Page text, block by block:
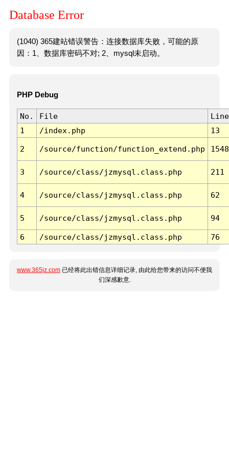
Database Error
(1040) 365建站错误警告：连接数据库失败，可能的原
因：1、数据库密码不对; 2、mysql未启动。
PHP Debug
No. File
Line
1
/index.php 13
2 /source/function/function_extend.php 1548
3 /source/class/jzmysql.class.php 211
4 /source/class/jzmysql.class.php 62
5 /source/class/jzmysql.class.php 94
6 /source/class/jzmysql.class.php 76
www.365jz.com 已经将此出错信息详细记录, 由此给您带来的访问不便我
们深感歉意.